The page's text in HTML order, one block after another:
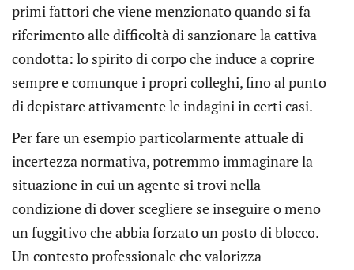
primi fattori che viene menzionato quando si fa
riferimento alle difficoltà di sanzionare la cattiva
condotta: lo spirito di corpo che induce a coprire
sempre e comunque i propri colleghi, fino al punto
di depistare attivamente le indagini in certi casi.
Per fare un esempio particolarmente attuale di
incertezza normativa, potremmo immaginare la
situazione in cui un agente si trovi nella
condizione di dover scegliere se inseguire o meno
un fuggitivo che abbia forzato un posto di blocco.
Un contesto professionale che valorizza